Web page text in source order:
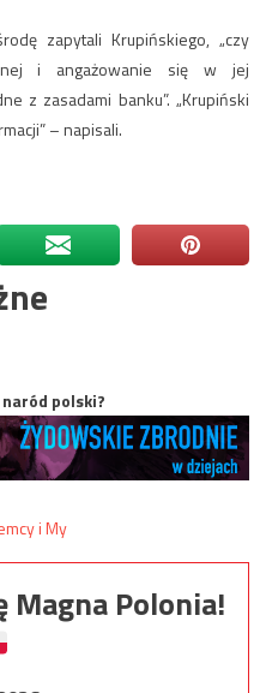
zapytali Krupińskiego, „czy
i angażowanie się w jej
z zasadami banku”. „Krupiński
– napisali.
polski?
Magna Polonia!